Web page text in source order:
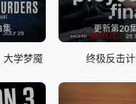
集
大学梦魇
更新第20
终极反击